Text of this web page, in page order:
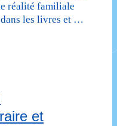
réalité familiale
les livres et …
et